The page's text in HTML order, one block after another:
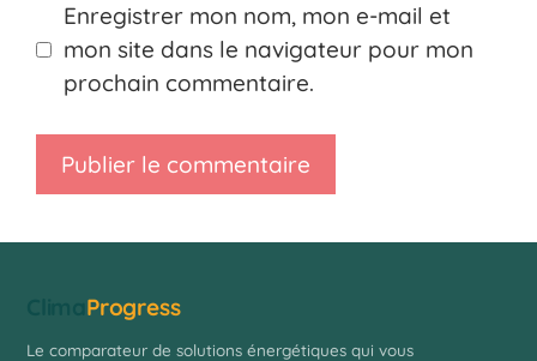
Enregistrer mon nom, mon e-mail et
mon site dans le navigateur pour mon
prochain commentaire.
Progress
Le comparateur de solutions énergétiques qui vous